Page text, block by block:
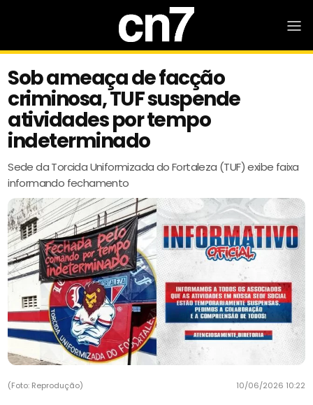
Sob ameaça de facção
criminosa, TUF suspende
atividades por tempo
indeterminado
Sede da Torcida Uniformizada do Fortaleza (TUF) exibe faixa
informando fechamento
(Foto: Reprodução) 10/06/2026 10:22